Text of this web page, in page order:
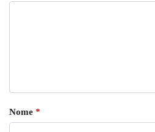
Nome *